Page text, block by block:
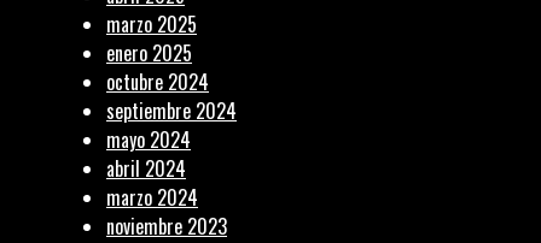
marzo 2025
enero 2025
octubre 2024
septiembre 2024
mayo 2024
abril 2024
marzo 2024
noviembre 2023